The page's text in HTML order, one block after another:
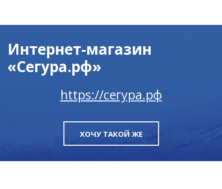
Интернет-магазин
«Сегура.рф»
https://сегура.рф
ХОЧУ ТАКОЙ ЖЕ